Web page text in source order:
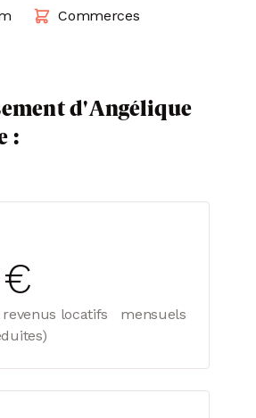
Commerces
d'Angélique
:
revenus locatifs mensuels